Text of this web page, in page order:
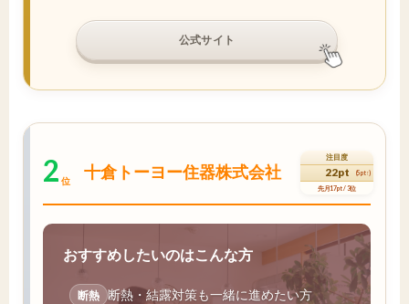
公式サイト
2 位 十倉トーヨー住器株式会社
注目度
22pt (5pt↑)
先月17pt / 3位
おすすめしたいのはこんな方
断熱 断熱・結露対策も一緒に進めたい方